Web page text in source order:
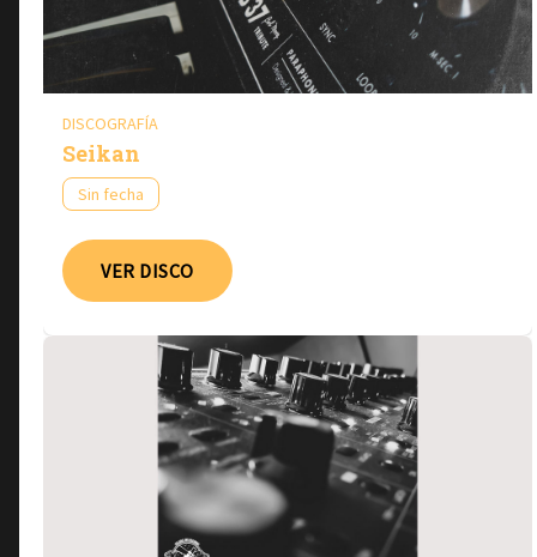
DISCOGRAFÍA
Seikan
Sin fecha
VER DISCO